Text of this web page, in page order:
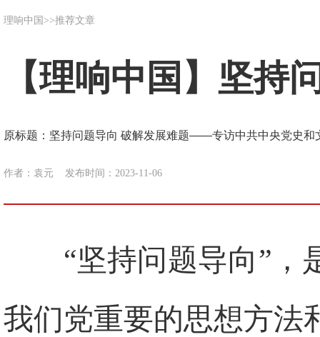
理响中国 >>推荐文章
【理响中国】坚持
原标题：坚持问题导向 破解发展难题——专访中共中央党史和
作者：袁元 发布时间：2023-11-06
“坚持问题导向”，
我们党重要的思想方法